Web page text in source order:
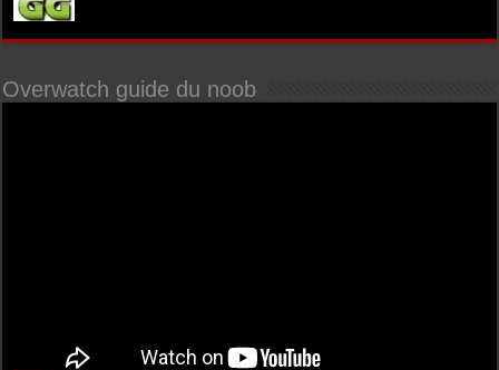
Overwatch guide du noob